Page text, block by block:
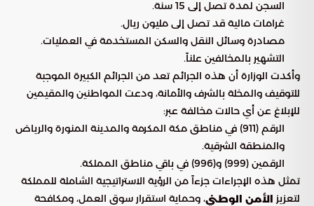
السجن لمدة تصل إلى 15 سنة.
غرامات مالية قد تصل إلى مليون ريال.
مصادرة وسائل النقل والسكن المستخدمة في العمليات.
التشهير بالمخالفين علناً.
وأكدت الوزارة أن هذه الجرائم تعد من الجرائم الكبيرة الموجبة
للتوقيف والمخلة بالشرف والأمانة، ودعت المواطنين والمقيمين
للإبلاغ عن أي حالات مخالفة عبر:
الرقم (911) في مناطق مكة المكرمة والمدينة المنورة والرياض
والمنطقة الشرقية.
الرقمين (999) و(996) في باقي مناطق المملكة.
تمثل هذه الإجراءات جزءاً من الرؤية الاستراتيجية الشاملة للمملكة
لتعزيز الأمن الوطني، وحماية استقرار سوق العمل، ومكافحة